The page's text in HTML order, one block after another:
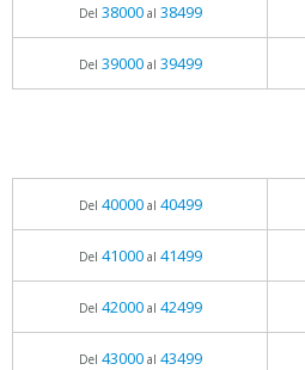
Del 38000al 38499
Del 39000al 39499
Del 40000al 40499
Del 41000al 41499
Del 42000al 42499
Del 43000al 43499